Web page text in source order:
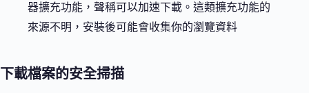
器擴充功能，聲稱可以加速下載。這類擴充功能的
來源不明，安裝後可能會收集你的瀏覽資料
下載檔案的安全掃描